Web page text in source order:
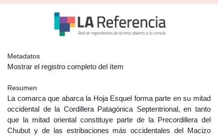
Metadatos
Mostrar el registro completo del ítem
Resumen
La comarca que abarca la Hoja Esquel forma parte en su mitad
occidental de la Cordillera Patagónica Septentrional, en tanto
que la mitad oriental constituye parte de la Precordillera del
Chubut y de las estribaciones más occidentales del Macizo